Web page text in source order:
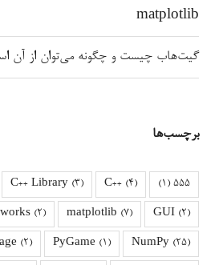
matplotlib
گیت‌هاب چیست و چگونه می‌توان از آن
برچسب‌ها
555
(1)
C++ (4)
C++ Library (3)
GUI (2)
matplotlib (7)
(2)
NumPy (25)
PyGame (1)
(2)